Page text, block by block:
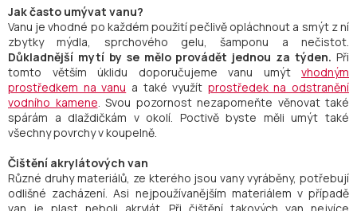
Jak často umývat vanu?
Vanu je vhodné po každém použití pečlivě opláchnout a smýt z ní
zbytky mýdla, sprchového gelu, šamponu a nečistot.
Důkladnější mytí by se mělo provádět jednou za týden. Při
tomto větším úklidu doporučujeme vanu umýt vhodným
prostředkem na vanu a také využít prostředek na odstranění
vodního kamene. Svou pozornost nezapomeňte věnovat také
spárám a dlaždičkám v okolí. Poctivě byste měli umýt také
všechny povrchy v koupelně.
Čištění akrylátových van
Různé druhy materiálů, ze kterého jsou vany vyráběny, potřebují
odlišné zacházení. Asi nejpoužívanějším materiálem v případě